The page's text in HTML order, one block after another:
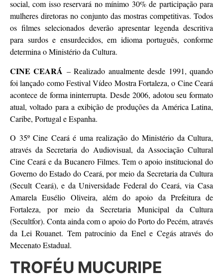
social, com isso reservará no mínimo 30% de participação para
mulheres diretoras no conjunto das mostras competitivas. Todos
os filmes selecionados deverão apresentar legenda descritiva
para surdos e ensurdecidos, em idioma português, conforme
determina o Ministério da Cultura.
CINE CEARÁ – Realizado anualmente desde 1991, quando
foi lançado como Festival Vídeo Mostra Fortaleza, o Cine Ceará
acontece de forma ininterrupta. Desde 2006, adotou seu formato
atual, voltado para a exibição de produções da América Latina,
Caribe, Portugal e Espanha.
O 35º Cine Ceará é uma realização do Ministério da Cultura,
através da Secretaria do Audiovisual, da Associação Cultural
Cine Ceará e da Bucanero Filmes. Tem o apoio institucional do
Governo do Estado do Ceará, por meio da Secretaria da Cultura
(Secult Ceará), e da Universidade Federal do Ceará, via Casa
Amarela Eusélio Oliveira, além do apoio da Prefeitura de
Fortaleza, por meio da Secretaria Municipal da Cultura
(Secultfor). Conta ainda com o apoio do Porto do Pecém, através
da Lei Rouanet. Tem patrocínio da Enel e Cegás através do
Mecenato Estadual.
TROFÉU MUCURIPE